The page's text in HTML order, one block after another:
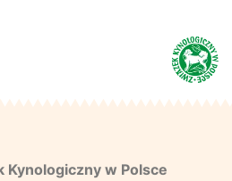
Kynologiczny w Polsce